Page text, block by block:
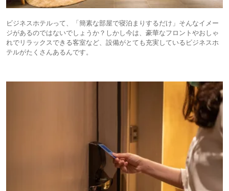
ビジネスホテルって、「簡素な部屋で寝泊まりするだけ」そんなイメー
ジがあるのではないでしょうか？しかし今は、豪華なフロントやおしゃ
れでリラックスできる客室など、設備がとても充実しているビジネスホ
テルがたくさんあるんです。